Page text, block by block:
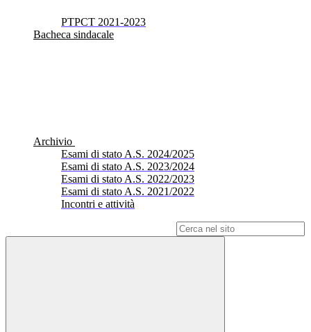
PTPCT 2021-2023
Bacheca sindacale
Archivio
Esami di stato A.S. 2024/2025
Esami di stato A.S. 2023/2024
Esami di stato A.S. 2022/2023
Esami di stato A.S. 2021/2022
Incontri e attività